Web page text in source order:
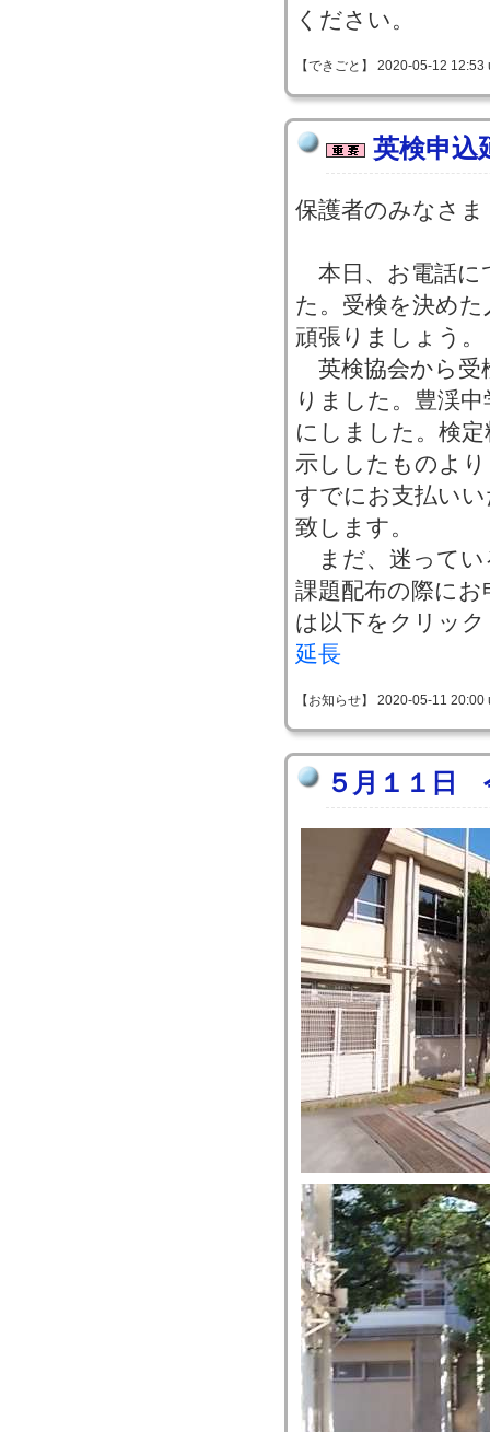
ください。
【できごと】 2020-05-12
英検申込
保護者のみなさま
本日、お電話に
た。受検を決め
頑張りましょう。
英検協会から受
りました。豊渓
にしました。検
示ししたものよ
すでにお支払い
致します。
まだ、迷ってい
課題配布の際に
は以下をクリッ
延長
【お知らせ】 2020-05-11
５月１１日